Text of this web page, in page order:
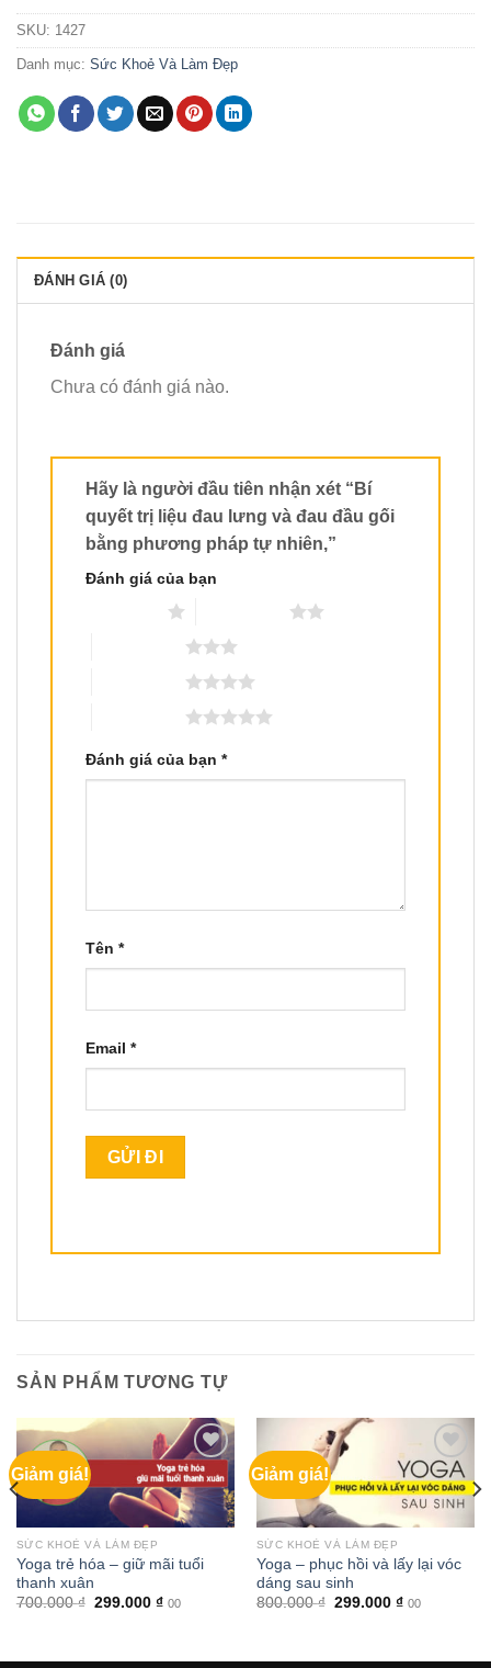
SKU: 1427
Danh mục: Sức Khoẻ Và Làm Đẹp
ĐÁNH GIÁ (0)
Đánh giá
Chưa có đánh giá nào.
Hãy là người đầu tiên nhận xét “Bí
quyết trị liệu đau lưng và đau đầu gối
bằng phương pháp tự nhiên,”
Đánh giá của bạn
Đánh giá của bạn *
Tên *
Email *
SẢN PHẨM TƯƠNG TỰ
Giảm giá!
SỨC KHOẺ VÀ LÀM ĐẸP
Yoga trẻ hóa – giữ mãi tuổi
thanh xuân
700.000₫ Giá
299.000 ₫Giá
299.000 ₫.
00
Giảm giá!
SỨC KHOẺ VÀ LÀM ĐẸP
Yoga – phục hồi và lấy lại vóc
dáng sau sinh
800.000₫ Giá
299.000 ₫Giá
299.000 ₫.
00